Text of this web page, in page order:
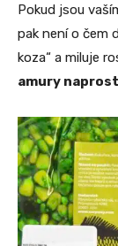
Pokud jsou
pak není o čem
koza“ a miluje
amury